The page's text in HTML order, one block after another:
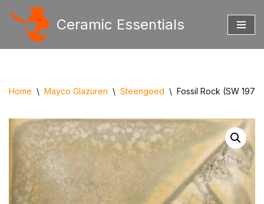
Ceramic Essentials
Home \ Mayco Glazuren \ Steengoed \ Fossil Rock (SW 197)